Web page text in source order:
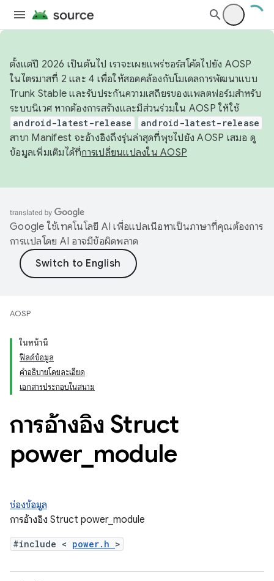
ตั้งแต่ปี 2026 เป็นต้นไป เราจะเผยแพร่ซอร์สโค้ดไปยัง AOSP
ในไตรมาสที่ 2 และ 4 เพื่อให้สอดคล้องกับโมเดลการพัฒนาแบบ
Trunk Stable และรับประกันความเสถียรของแพลตฟอร์มสำหรับ
ระบบนิเวศ หากต้องการสร้างและมีส่วนร่วมใน AOSP ให้ใช้
android-latest-release android-latest-release
สาขา Manifest จะอ้างอิงถึงรุ่นล่าสุดที่พุชไปยัง AOSP เสมอ ดู
ข้อมูลเพิ่มเติมได้ที่การเปลี่ยนแปลงใน AOSP
Google ใช้เทคโนโลยี AI เพื่อแปลเนื้อหาเป็นภาษาที่คุณต้องการ
การแปลโดย AI อาจมีข้อผิดพลาด
AOSP
ในหน้านี้
ฟิลด์ข้อมูล
คำอธิบายโดยละเอียด
เอกสารประกอบในสนาม
การอ้างอิง Struct
power_ module
ช่องข้อมูล
การอ้างอิง Struct power_module
#include < power.h >